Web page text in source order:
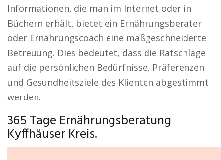
Informationen, die man im Internet oder in
Büchern erhält, bietet ein Ernährungsberater
oder Ernährungscoach eine maßgeschneiderte
Betreuung. Dies bedeutet, dass die Ratschläge
auf die persönlichen Bedürfnisse, Präferenzen
und Gesundheitsziele des Klienten abgestimmt
werden.
365 Tage Ernährungsberatung
Kyffhäuser Kreis.